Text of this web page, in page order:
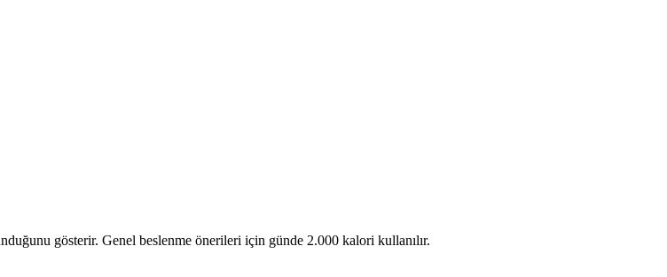
gösterir. Genel beslenme önerileri için günde 2.000 kalori kullanılır.